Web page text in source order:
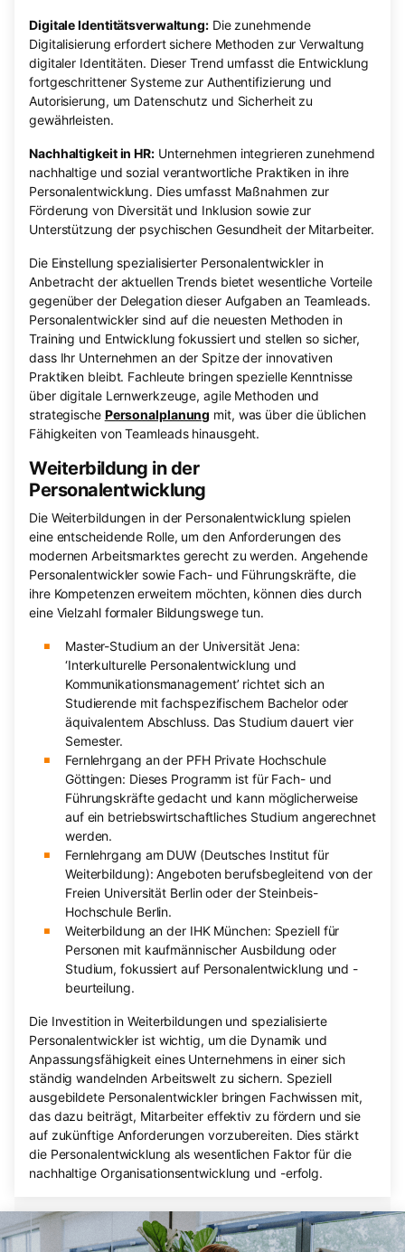
Digitale Identitätsverwaltung: Die zunehmende
Digitalisierung erfordert sichere Methoden zur Verwaltung
digitaler Identitäten. Dieser Trend umfasst die Entwicklung
fortgeschrittener Systeme zur Authentifizierung und
Autorisierung, um Datenschutz und Sicherheit zu
gewährleisten.
Nachhaltigkeit in HR:Unternehmen integrieren zunehmend
nachhaltige und sozial verantwortliche Praktiken in ihre
Personalentwicklung. Dies umfasst Maßnahmen zur
Förderung von Diversität und Inklusion sowie zur
Unterstützung der psychischen Gesundheit der Mitarbeiter.
Die Einstellung spezialisierter Personalentwickler in
Anbetracht der aktuellen Trends bietet wesentliche Vorteile
gegenüber der Delegation dieser Aufgaben an Teamleads.
Personalentwickler sind auf die neuesten Methoden in
Training und Entwicklung fokussiert und stellen so sicher,
dass Ihr Unternehmen an der Spitze der innovativen
Praktiken bleibt. Fachleute bringen spezielle Kenntnisse
über digitale Lernwerkzeuge, agile Methoden und
strategische Personalplanung mit, was über die üblichen
Fähigkeiten von Teamleads hinausgeht.
Weiterbildung in der
Personalentwicklung
Die Weiterbildungen in der Personalentwicklung spielen
eine entscheidende Rolle, um den Anforderungen des
modernen Arbeitsmarktes gerecht zu werden. Angehende
Personalentwickler sowie Fach- und Führungskräfte, die
ihre Kompetenzen erweitern möchten, können dies durch
eine Vielzahl formaler Bildungswege tun.
Master-Studium an der Universität Jena:
‘Interkulturelle Personalentwicklung und
Kommunikationsmanagement’ richtet sich an
Studierende mit fachspezifischem Bachelor oder
äquivalentem Abschluss. Das Studium dauert vier
Semester.
Fernlehrgang an der PFH Private Hochschule
Göttingen: Dieses Programm ist für Fach- und
Führungskräfte gedacht und kann möglicherweise
auf ein betriebswirtschaftliches Studium angerechnet
werden.
Fernlehrgang am DUW (Deutsches Institut für
Weiterbildung): Angeboten berufsbegleitend von der
Freien Universität Berlin oder der Steinbeis-
Hochschule Berlin.
Weiterbildung an der IHK München: Speziell für
Personen mit kaufmännischer Ausbildung oder
Studium, fokussiert auf Personalentwicklung und -
beurteilung.
Die Investition in Weiterbildungen und spezialisierte
Personalentwickler ist wichtig, um die Dynamik und
Anpassungsfähigkeit eines Unternehmens in einer sich
ständig wandelnden Arbeitswelt zu sichern. Speziell
ausgebildete Personalentwickler bringen Fachwissen mit,
das dazu beiträgt, Mitarbeiter effektiv zu fördern und sie
auf zukünftige Anforderungen vorzubereiten. Dies stärkt
die Personalentwicklung als wesentlichen Faktor für die
nachhaltige Organisationsentwicklung und -erfolg.